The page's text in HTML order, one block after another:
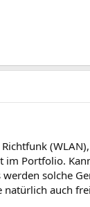
Portfolio.
solche
natürlich auch